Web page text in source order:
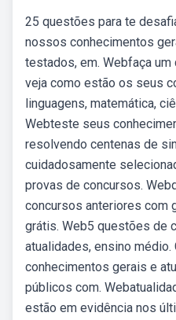
25 questões para te
nossos conhecimentos
testados, em. Webfaça
veja como estão os seus
linguagens, matemática,
Webteste seus
resolvendo centenas de
cuidadosamente
provas de concursos.
concursos anteriores com
grátis. Web5 questões de
atualidades, ensino
conhecimentos gerais e
públicos com.
estão em evidência nos